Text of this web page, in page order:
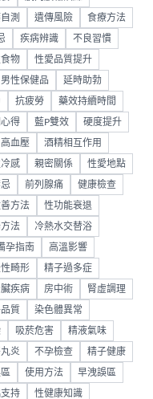
測 遺傳風險 食療方法
疾病辨識 不良習慣
物 性愛品質提升
男性保健品 延時助勃
抗疲勞 藥效持續時間
得 藍P雙效 硬度提升
高血壓 酒精相互作用
感 親密關係 性愛地點
前列腺痛 健康檢查
方法 性功能衰退
法 冷熱水交替浴
孕指南 高溫影響
畸形 精子過多症
臟疾病 房中術 腎虛調理
質 染色體異常
吸菸危害 精液氣味
炎 不孕檢查 精子健康
使用方法 早洩誤區
持 性健康知識